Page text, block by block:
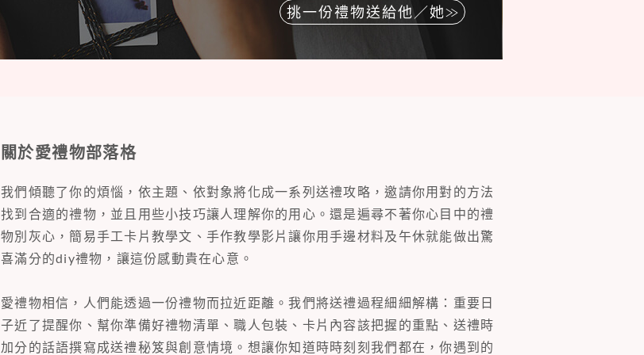
挑一份禮物送給他／她
關於愛禮物部落格
我們傾聽了你的煩惱，依主題、依對象將化成一系列送禮攻略，邀請你用對的方法
找到合適的禮物，並且用些小技巧讓人理解你的用心。還是遍尋不著你心目中的禮
物別灰心，簡易手工卡片教學文、手作教學影片讓你用手邊材料及午休就能做出驚
喜滿分的diy禮物，讓這份感動貴在心意。
愛禮物相信，人們能透過一份禮物而拉近距離。我們將送禮過程細細解構：重要日
子近了提醒你、幫你準備好禮物清單、職人包裝、卡片內容該把握的重點、送禮時
加分的話語撰寫成送禮秘笈與創意情境。想讓你知道時時刻刻我們都在，你遇到的